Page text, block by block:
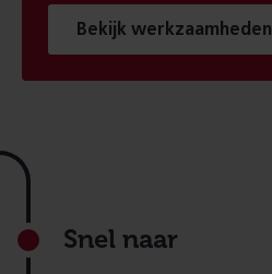
Bekijk werkzaamheden
Footer
Snel naar